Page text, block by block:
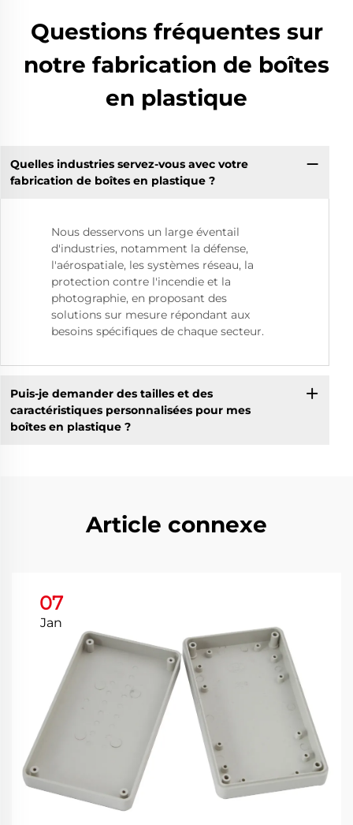
Questions fréquentes sur
notre fabrication de boîtes
en plastique
Quelles industries servez-vous avec votre
fabrication de boîtes en plastique ?
Nous desservons un large éventail
d'industries, notamment la défense,
l'aérospatiale, les systèmes réseau, la
protection contre l'incendie et la
photographie, en proposant des
solutions sur mesure répondant aux
besoins spécifiques de chaque secteur.
Puis-je demander des tailles et des
caractéristiques personnalisées pour mes
boîtes en plastique ?
Article connexe
07
Jan